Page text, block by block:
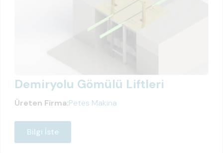
Demiryolu Gömülü Liftleri
Üreten Firma:Petes Makina
Bilgi İste